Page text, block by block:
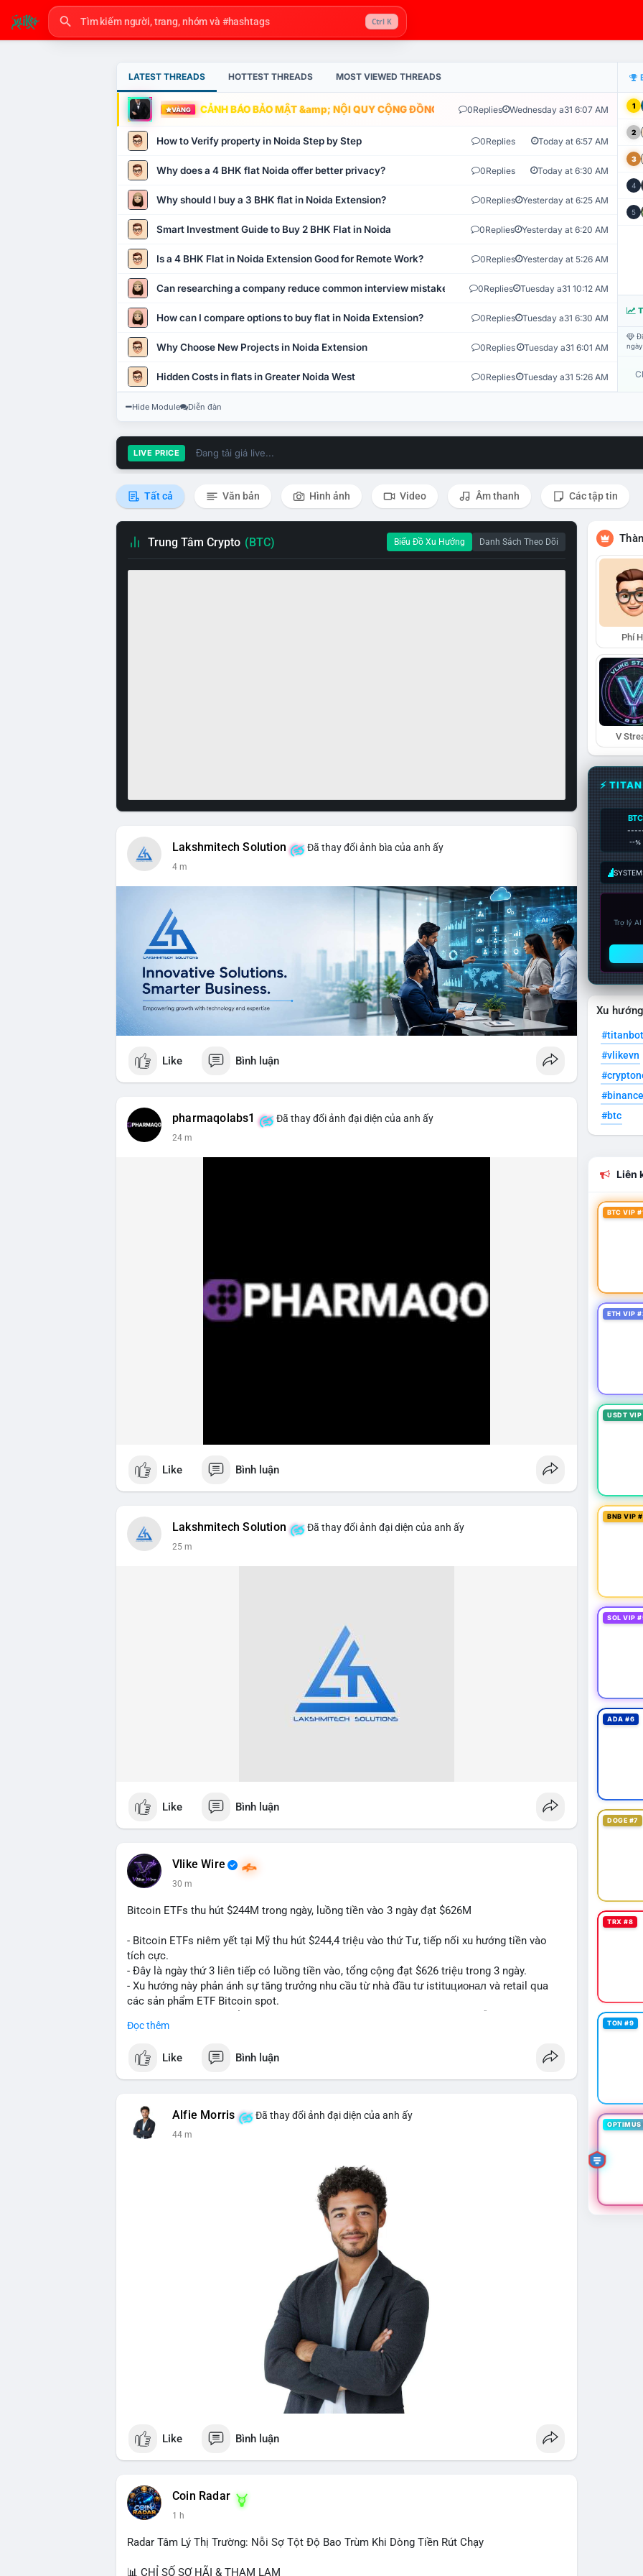
Ctrl K
LATEST THREADS HOTTEST THREADS MOST VIEWED THREADS
VÀNG CẢNH BÁO BẢO MẬT &amp; NỘI QUY CỘNG ĐỒNG VLIKE.VN: HỆ THỐNG GIÁM SÁT TỰ
0Replies Wednesday a31 6:07 AM
How to Verify property in Noida Step by Step 0Replies Today at 6:57 AM
Why does a 4 BHK flat Noida offer better privacy? 0Replies Today at 6:30 AM
Why should I buy a 3 BHK flat in Noida Extension? 0Replies Yesterday at 6:25 AM
Smart Investment Guide to Buy 2 BHK Flat in Noida 0Replies Yesterday at 6:20 AM
Is a 4 BHK Flat in Noida Extension Good for Remote Work? 0Replies Yesterday at 5:26 AM
Can researching a company reduce common interview mistakes? 0Replies Tuesday a31 10:12 AM
How can I compare options to buy flat in Noida Extension? 0Replies Tuesday a31 6:30 AM
Why Choose New Projects in Noida Extension 0Replies Tuesday a31 6:01 AM
Hidden Costs in flats in Greater Noida West 0Replies Tuesday a31 5:26 AM
1
2
3
4
5
Hide Module Diễn đàn
LIVE PRICE Đang tải giá live...
Tất cả Văn bản Hình ảnh Video Âm thanh Các tập tin
Trung Tâm Crypto (BTC) Biểu Đồ Xu Hướng Danh Sách Theo Dõi
Lakshmitech Solution Đã thay đổi ảnh bìa của anh ấy
4 m
Like Bình luận
pharmaqolabs1 Đã thay đổi ảnh đại diện của anh ấy
24 m
Like Bình luận
Lakshmitech Solution Đã thay đổi ảnh đại diện của anh ấy
25 m
Like Bình luận
Vlike Wire
30 m
Bitcoin ETFs thu hút $244M trong ngày, luồng tiền vào 3 ngày đạt $626M
- Bitcoin ETFs niêm yết tại Mỹ thu hút $244,4 triệu vào thứ Tư, tiếp nối xu hướng tiền vào
tích cực.
- Đây là ngày thứ 3 liên tiếp có luồng tiền vào, tổng cộng đạt $626 triệu trong 3 ngày.
- Xu hướng này phản ánh sự tăng trưởng nhu cầu từ nhà đầu tư istituционал và retail qua
các sản phẩm ETF Bitcoin spot.
#binancesquare
$btc
📰 Nguồn: Cointelegraph
Đọc thêm
Like Bình luận
Alfie Morris Đã thay đổi ảnh đại diện của anh ấy
44 m
Like Bình luận
Coin Radar
1 h
Radar Tâm Lý Thị Trường: Nỗi Sợ Tột Độ Bao Trùm Khi Dòng Tiền Rút Chạy
📊 CHỈ SỐ SỢ HÃI & THAM LAM
Phí
V
⚡
BTC
--%
Trợ lý
Xu
#titanbot
#vlikevn
#btc
Liên
BTC VIP
ETH VIP
USDT
BNB VIP
SOL VIP
ADA #6
DOGE #7
TRX #8
TON #9
OPTIMUS